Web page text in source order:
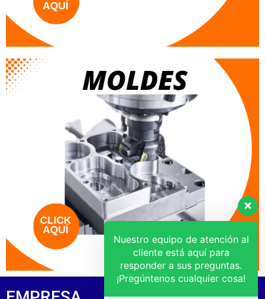
Nuestro equipo de atención al
cliente está aquí para
responder a sus preguntas.
¡Pregúntenos cualquier cosa!